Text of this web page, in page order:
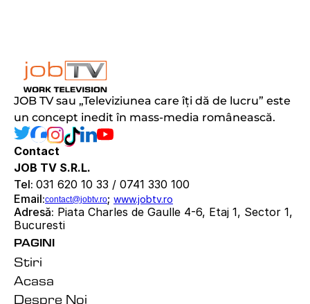
JOB TV sau „Televiziunea care îți dă de lucru” este
un concept inedit în mass-media românească.
Contact
JOB TV S.R.L.
Tel: 031 620 10 33 / 0741 330 100
Email:contact@jobtv.ro; www.jobtv.ro
Adresă: Piata Charles de Gaulle 4-6, Etaj 1, Sector 1,
Bucuresti
PAGINI
Stiri
Acasa
Despre Noi